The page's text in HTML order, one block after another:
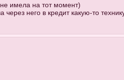
имела на тот момент)
него в кредит какую-то